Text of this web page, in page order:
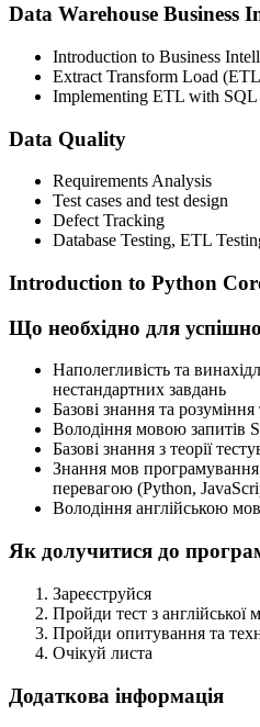
Data Warehouse Business
Introduction to Business
Extract Transform Load
Implementing ETL with SQL
Data Quality
Requirements Analysis
Test cases and test design
Defect Tracking
Database Testing, ETL
Introduction to Python
Що необхідно для
Наполегливість та
нестандартних завдань
Базові знання та
Володіння мовою запитів
Базові знання з теорії
Знання мов
перевагою (Python,
Володіння англійською
Як долучитися до
Зареєструйся
Пройди тест з англійської
Пройди опитування та
Очікуй листа
Додаткова інформація